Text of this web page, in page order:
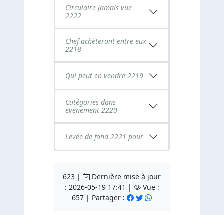
Circulaire jamais vue
2222
Chef achèteront entre eux
2218
Qui peut en vendre 2219
Catégories dans
événement 2220
Levée de fond 2221 pour
623 |
Dernière mise à jour
: 2026-05-19 17:41 |
Vue :
657 | Partager :